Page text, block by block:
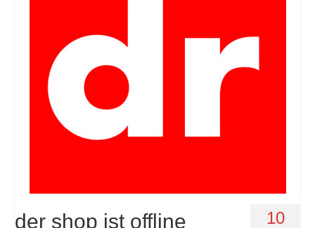
10
der shop ist offline